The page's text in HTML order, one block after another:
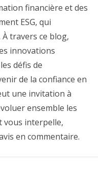
financière et des
ESG, qui
travers ce blog,
innovations
défis de
de la confiance en
une invitation à
ensemble les
vous interpelle,
en commentaire.